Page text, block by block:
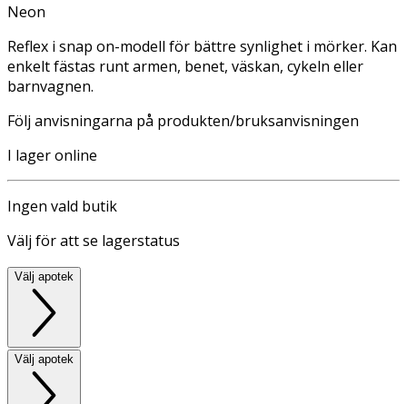
Neon
Reflex i snap on-modell för bättre synlighet i mörker. Kan
enkelt fästas runt armen, benet, väskan, cykeln eller
barnvagnen.
Följ anvisningarna på produkten/bruksanvisningen
I lager online
Ingen vald butik
Välj för att se lagerstatus
Välj apotek
Välj apotek